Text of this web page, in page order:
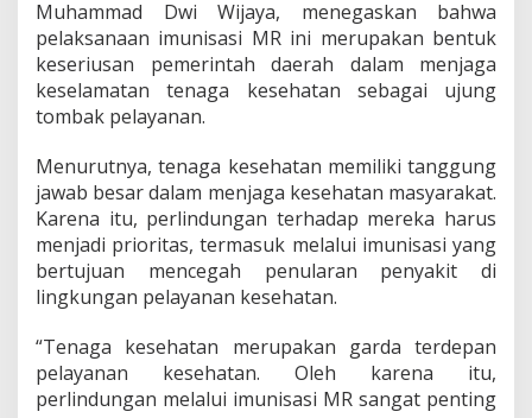
Muhammad Dwi Wijaya, menegaskan bahwa
pelaksanaan imunisasi MR ini merupakan bentuk
keseriusan pemerintah daerah dalam menjaga
keselamatan tenaga kesehatan sebagai ujung
tombak pelayanan.
Menurutnya, tenaga kesehatan memiliki tanggung
jawab besar dalam menjaga kesehatan masyarakat.
Karena itu, perlindungan terhadap mereka harus
menjadi prioritas, termasuk melalui imunisasi yang
bertujuan mencegah penularan penyakit di
lingkungan pelayanan kesehatan.
“Tenaga kesehatan merupakan garda terdepan
pelayanan kesehatan. Oleh karena itu,
perlindungan melalui imunisasi MR sangat penting